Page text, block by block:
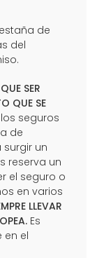
de
del
SER
QUE SE
seguros
de
un
reserva un
el seguro o
en varios
LLEVAR
Es
en el